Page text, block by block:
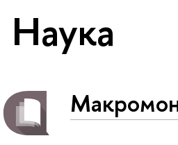
Наука